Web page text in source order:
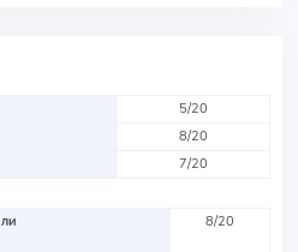
5/20
8/20
7/20
8/20